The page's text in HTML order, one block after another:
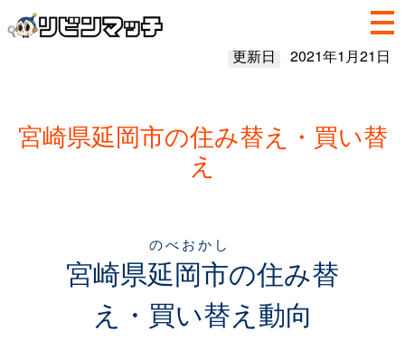
更新日 2021年1月21日
宮崎県延岡市の住み替え・買い替
え
宮崎県延岡市
のべおかし
の住み替
え・買い替え動向